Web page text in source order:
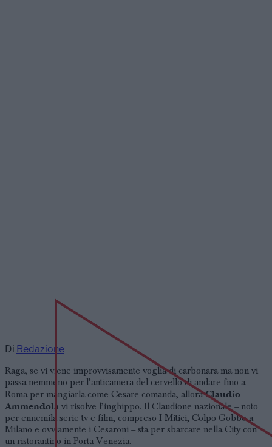
Di Redazione
Raga, se vi viene improvvisamente voglia di carbonara ma non vi
passa nemmeno per l’anticamera del cervello di andare fino a
Roma per mangiarla come Cesare comanda, alloraClaudio
Ammendola vi risolve l’inghippo. Il Claudione nazionale – noto
per ennemila serie tv e film, compreso I Mitici, Colpo Gobbo a
Milano e ovviamente i Cesaroni – sta per sbarcare nella City con
un ristorantino in Porta Venezia.